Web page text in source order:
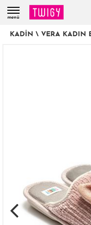
menü
KADIN \ VERA KADIN